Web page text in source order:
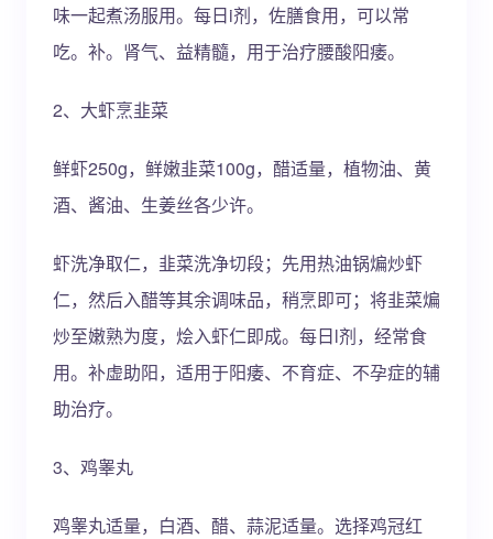
味一起煮汤服用。每日i剂，佐膳食用，可以常
吃。补。肾气、益精髓，用于治疗腰酸阳痿。
2、大虾烹韭菜
鲜虾250g，鲜嫩韭菜100g，醋适量，植物油、黄
酒、酱油、生姜丝各少许。
虾洗净取仁，韭菜洗净切段；先用热油锅煸炒虾
仁，然后入醋等其余调味品，稍烹即可；将韭菜煸
炒至嫩熟为度，烩入虾仁即成。每日l剂，经常食
用。补虚助阳，适用于阳痿、不育症、不孕症的辅
助治疗。
3、鸡睾丸
鸡睾丸适量，白酒、醋、蒜泥适量。选择鸡冠红